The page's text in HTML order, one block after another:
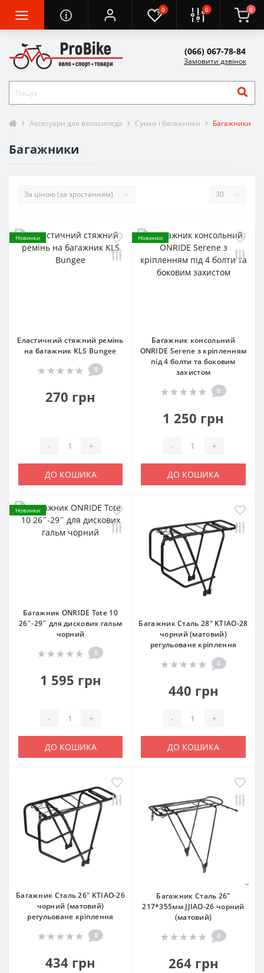
0 0 0
(066) 067-78-84
Замовити дзвінок
Аксесуари для велосипеда Сумки і багажники Багажники
Багажники
Новинки
Еластичний стяжний ремінь
на багажник KLS Bungee
0
270 грн
- +
ДО КОШИКА
Новинки
Багажник консольний
ONRIDE Serene з кріпленням
під 4 болти та боковим
захистом
0
1 250 грн
- +
ДО КОШИКА
Новинки
Багажник ONRIDE Tote 10
26˝-29˝ для дискових гальм
чорний
0
1 595 грн
- +
ДО КОШИКА
Багажник Сталь 28" KTIAO-28
чорний (матовий)
регульоване кріплення
0
440 грн
- +
ДО КОШИКА
Багажник Сталь 26" KTIAO-26
чорний (матовий)
регульоване кріплення
0
434 грн
Багажник Сталь 26"
217*355мм JJIAO-26 чорний
(матовий)
0
264 грн